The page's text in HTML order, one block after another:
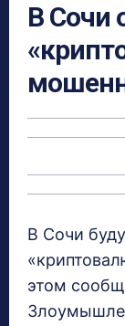
В Сочи
В Сочи
этом